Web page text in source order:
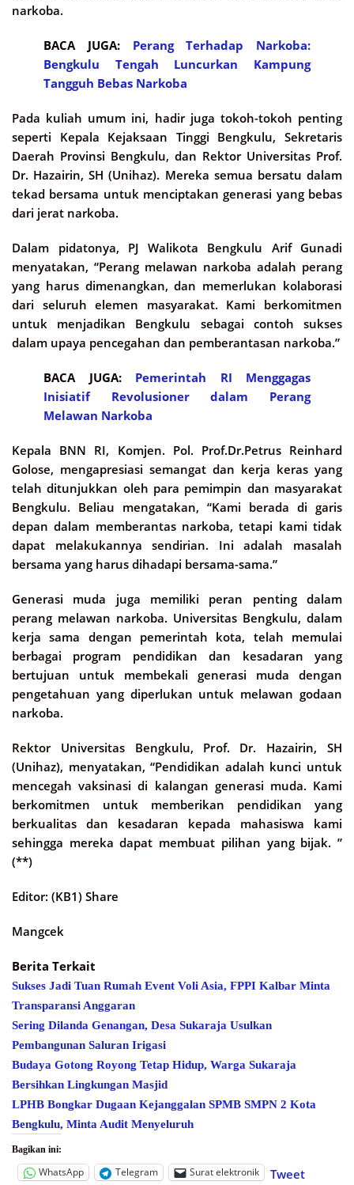
narkoba.
BACA JUGA: Perang Terhadap Narkoba:
Bengkulu Tengah Luncurkan Kampung
Tangguh Bebas Narkoba
Pada kuliah umum ini, hadir juga tokoh-tokoh penting
seperti Kepala Kejaksaan Tinggi Bengkulu, Sekretaris
Daerah Provinsi Bengkulu, dan Rektor Universitas Prof.
Dr. Hazairin, SH (Unihaz). Mereka semua bersatu dalam
tekad bersama untuk menciptakan generasi yang bebas
dari jerat narkoba.
Dalam pidatonya, PJ Walikota Bengkulu Arif Gunadi
menyatakan, “Perang melawan narkoba adalah perang
yang harus dimenangkan, dan memerlukan kolaborasi
dari seluruh elemen masyarakat. Kami berkomitmen
untuk menjadikan Bengkulu sebagai contoh sukses
dalam upaya pencegahan dan pemberantasan narkoba.”
BACA JUGA: Pemerintah RI Menggagas
Inisiatif Revolusioner dalam Perang
Melawan Narkoba
Kepala BNN RI, Komjen. Pol. Prof.Dr.Petrus Reinhard
Golose, mengapresiasi semangat dan kerja keras yang
telah ditunjukkan oleh para pemimpin dan masyarakat
Bengkulu. Beliau mengatakan, “Kami berada di garis
depan dalam memberantas narkoba, tetapi kami tidak
dapat melakukannya sendirian. Ini adalah masalah
bersama yang harus dihadapi bersama-sama.”
Generasi muda juga memiliki peran penting dalam
perang melawan narkoba. Universitas Bengkulu, dalam
kerja sama dengan pemerintah kota, telah memulai
berbagai program pendidikan dan kesadaran yang
bertujuan untuk membekali generasi muda dengan
pengetahuan yang diperlukan untuk melawan godaan
narkoba.
Rektor Universitas Bengkulu, Prof. Dr. Hazairin, SH
(Unihaz), menyatakan, “Pendidikan adalah kunci untuk
mencegah vaksinasi di kalangan generasi muda. Kami
berkomitmen untuk memberikan pendidikan yang
berkualitas dan kesadaran kepada mahasiswa kami
sehingga mereka dapat membuat pilihan yang bijak. ”
(**)
Editor: (KB1) Share
Mangcek
Berita Terkait
Sukses Jadi Tuan Rumah Event Voli Asia, FPPI Kalbar Minta
Transparansi Anggaran
Sering Dilanda Genangan, Desa Sukaraja Usulkan
Pembangunan Saluran Irigasi
Budaya Gotong Royong Tetap Hidup, Warga Sukaraja
Bersihkan Lingkungan Masjid
LPHB Bongkar Dugaan Kejanggalan SPMB SMPN 2 Kota
Bengkulu, Minta Audit Menyeluruh
Bagikan ini:
WhatsApp Telegram Surat elektronik Tweet